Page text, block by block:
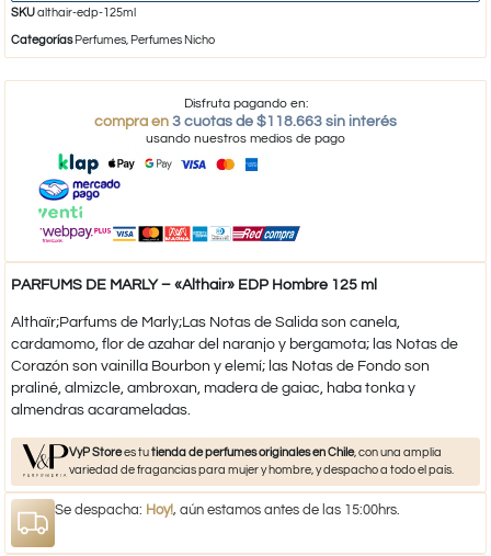
SKUalthair-edp-125ml
Categorías Perfumes, Perfumes Nicho
Disfruta pagando en:
compra en 3 cuotas de $118.663 sin interés
usando nuestros medios de pago
PARFUMS DE MARLY – «Althair» EDP Hombre 125 ml
Althaïr;Parfums de Marly;Las Notas de Salida son canela,
cardamomo, flor de azahar del naranjo y bergamota; las Notas de
Corazón son vainilla Bourbon y elemí; las Notas de Fondo son
praliné, almizcle, ambroxan, madera de gaiac, haba tonka y
almendras acarameladas.
VyP Storees tutienda de perfumes originales en Chile, con una amplia
variedad de fragancias para mujer y hombre, y despacho a todo el país.
Se despacha: Hoy!, aún estamos antes de las 15:00hrs.